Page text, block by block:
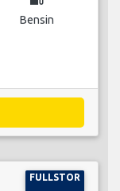
Bensin
FULLSTOR